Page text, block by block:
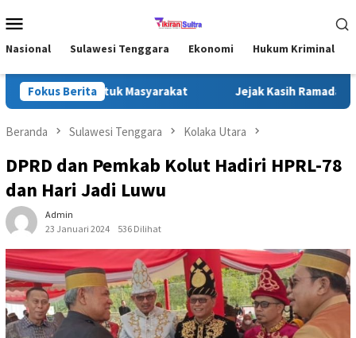
ke
Mobile
Nasional Sulawesi Tenggara Ekonomi Hukum Kriminal
Fokus Beritauntuk Masyarakat Jejak Kasih Ramadan:
Beranda Sulawesi Tenggara Kolaka Utara
DPRD dan Pemkab Kolut Hadiri HPRL-78
dan Hari Jadi Luwu
Admin
23 Januari 2024
536 Dilihat